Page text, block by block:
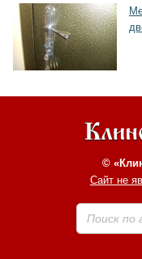
©
Сайт не
Поиск по